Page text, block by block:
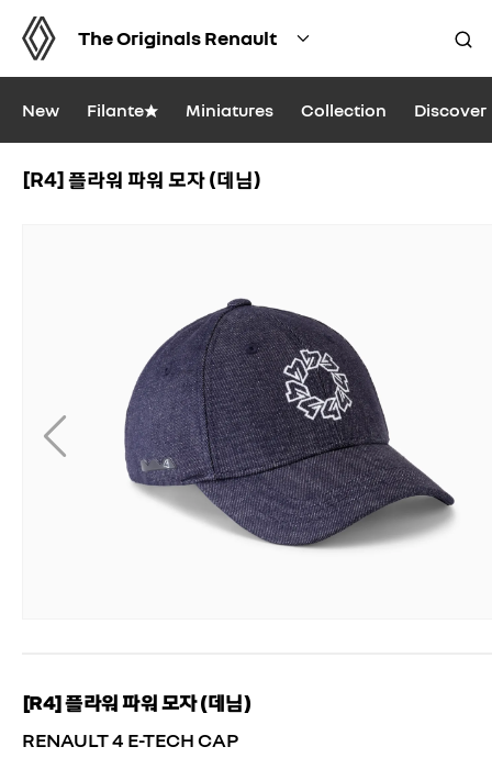
The Originals Renault
New Filante★ Miniatures Collection Discover
[R4] 플라워 파워 모자 (데님)
[R4] 플라워 파워 모자 (데님)
RENAULT 4 E-TECH CAP